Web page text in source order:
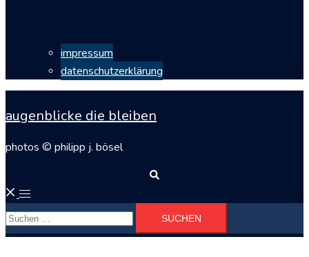
impressum
datenschutzerklärung
augenblicke die bleiben
photos © philipp j. bösel
Menü
umschalten
Suchen
nach: